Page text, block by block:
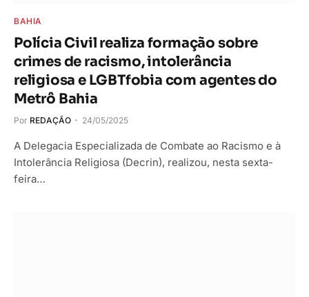
BAHIA
Polícia Civil realiza formação sobre
crimes de racismo, intolerância
religiosa e LGBTfobia com agentes do
Metrô Bahia
Por REDAÇÃO 24/05/2025
A Delegacia Especializada de Combate ao Racismo e à
Intolerância Religiosa (Decrin), realizou, nesta sexta-
feira…